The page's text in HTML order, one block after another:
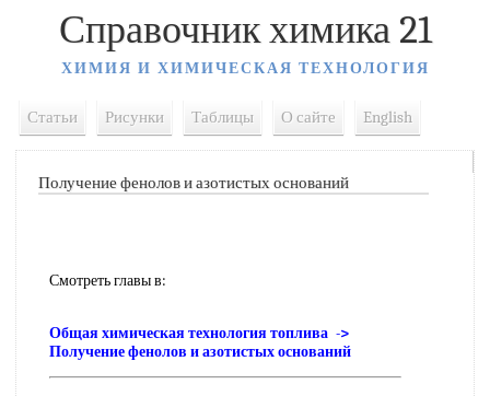
Справочник химика 21
ХИМИЯ И ХИМИЧЕСКАЯ ТЕХНОЛОГИЯ
Статьи Рисунки Таблицы О сайте English
Получение фенолов и азотистых оснований
Смотреть главы в:
Общая химическая технология топлива ->
Получение фенолов и азотистых оснований